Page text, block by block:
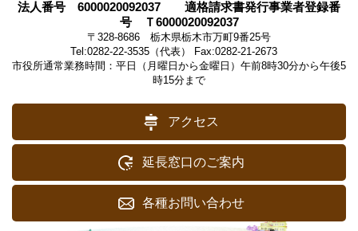
法人番号 6000020092037 適格請求書発行事業者登録番
号 Ｔ6000020092037
〒328-8686 栃木県栃木市万町9番25号
Tel:0282-22-3535（代表） Fax:0282-21-2673
市役所通常業務時間：平日（月曜日から金曜日）午前8時30分から午後5
時15分まで
アクセス
延長窓口のご案内
各種お問い合わせ